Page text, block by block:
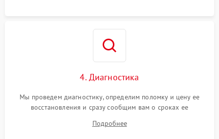
4. Диагностика
Мы проведем диагностику, определим поломку и цену ее
восстановления и сразу сообщим вам о сроках ее
Подробнее